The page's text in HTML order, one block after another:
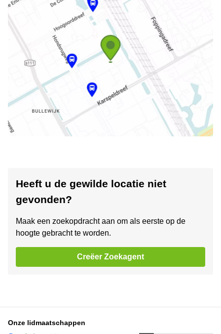
Heeft u de gewilde locatie niet
gevonden?
Maak een zoekopdracht aan om als eerste op de
hoogte gebracht te worden.
Creëer Zoekagent
Onze lidmaatschappen